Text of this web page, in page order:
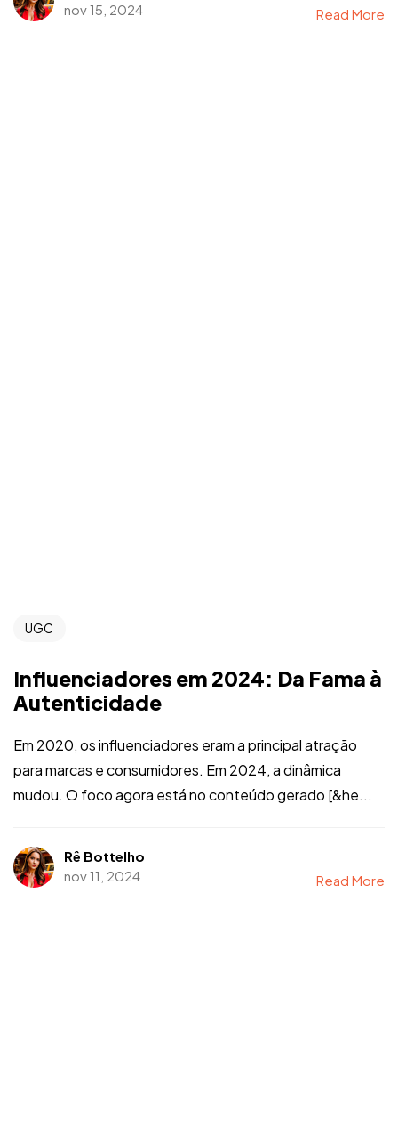
nov 15, 2024
Read More
UGC
Influenciadores em 2024: Da Fama à
Autenticidade
Em 2020, os influenciadores eram a principal atração
para marcas e consumidores. Em 2024, a dinâmica
mudou. O foco agora está no conteúdo gerado [&he...
Rê Bottelho
nov 11, 2024
Read More